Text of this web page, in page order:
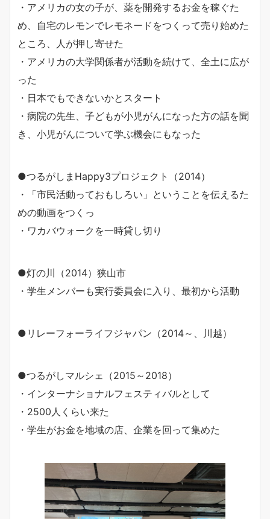
・アメリカの女の子が、薬を開発するお金を稼ぐた
め、自宅のレモンでレモネードをつくって売り始めた
ところ、人が押し寄せた
・アメリカの大学関係者が活動を続けて、全土に広が
った
・日本でもできないかとスタート
・病院の先生、子どもが小児がんになった方の話を聞
き、小児がんについて学ぶ機会にもなった
●つるがしまHappy3プロジェクト（2014）
・「市民活動っておもしろい」ということを伝えるた
めの動画をつくっ
・ワカバウォークを一時貸し切り
●灯の川（2014）狭山市
・学生メンバーも実行委員会に入り、最初から活動
●リレーフォーライフジャパン（2014～、川越）
●つるがしマルシェ（2015～2018）
・インターナショナルフェスティバルとして
・2500人くらい来た
・学生がお金を地域の店、企業を回って集めた